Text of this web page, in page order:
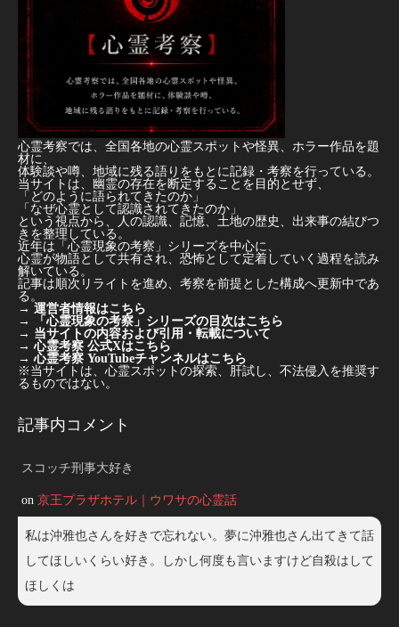
心霊考察では、全国各地の心霊スポットや怪異、ホラー作品を題
材に、
体験談や噂、地域に残る語りをもとに記録・考察を行っている。
当サイトは、幽霊の存在を断定することを目的とせず、
「どのように語られてきたのか」
「なぜ心霊として認識されてきたのか」
という視点から、人の認識、記憶、土地の歴史、出来事の結びつ
きを整理している。
近年は「心霊現象の考察」シリーズを中心に、
心霊が物語として共有され、恐怖として定着していく過程を読み
解いている。
記事は順次リライトを進め、考察を前提とした構成へ更新中であ
る。
→ 運営者情報はこちら
→
「心霊現象の考察」シリーズの目次はこちら
→ 当サイトの内容および引用・転載について
→ 心霊考察 公式Xはこちら
→ 心霊考察 YouTubeチャンネルはこちら
※当サイトは、心霊スポットの探索、肝試し、不法侵入を推奨す
るものではない。
記事内コメント
スコッチ刑事大好き
on 京王プラザホテル｜ウワサの心霊話
私は沖雅也さんを好きで忘れない。夢に沖雅也さん出てきて話
してほしいくらい好き。しかし何度も言いますけど自殺はして
ほしくは